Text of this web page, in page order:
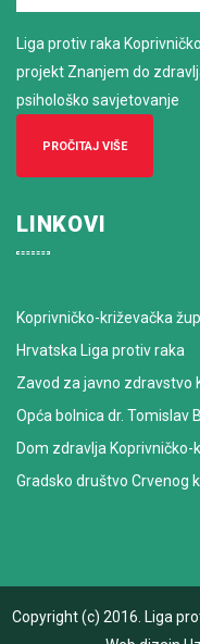
Liga protiv raka
projekt Znanjem do
psihološko savjetovanje
PROČITAJ VIŠE
LINKOVI
Koprivničko-križevačka
Hrvatska Liga protiv raka
Zavod za javno zdravstvo
Opća bolnica dr. Tomislav
Dom zdravlja Koprivničko-
Gradsko društvo Crvenog
Copyright (c) 2016. Liga